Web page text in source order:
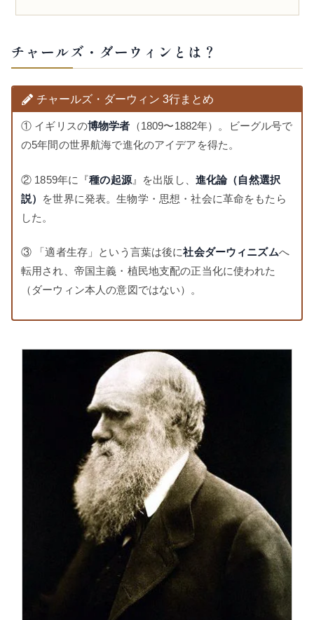
チャールズ・ダーウィンとは？
チャールズ・ダーウィン 3行まとめ
① イギリスの博物学者 （1809〜1882年）。ビーグル号で
の5年間の世界航海で進化のアイデアを得た。
② 1859年に『種の起源』を出版し、 進化論（自然選択
説）
を世界に発表。生物学・思想・社会に革命をもたら
した。
③ 「適者生存」という言葉は後に社会ダーウィニズムへ
転用され、帝国主義・植民地支配の正当化に使われた
（ダーウィン本人の意図ではない）。